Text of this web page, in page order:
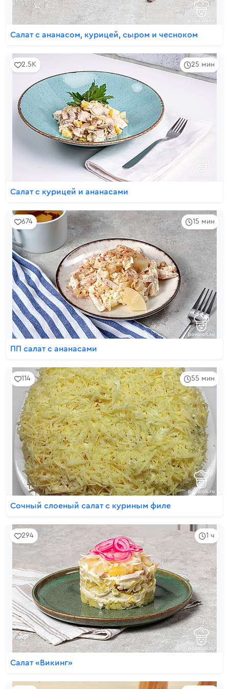
Салат с ананасом, курицей, сыром и чесноком
25 мин
2.5K
Салат с курицей и ананасами
15 мин
674
ПП салат с ананасами
55 мин
114
Сочный слоеный салат с куриным филе
1 ч
294
Салат «Викинг»